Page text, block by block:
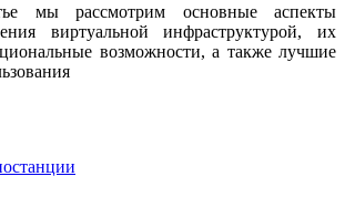
мы рассмотрим основные аспекты
виртуальной инфраструктурой, их
возможности, а также лучшие